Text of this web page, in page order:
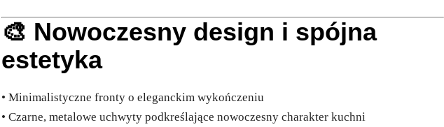
🎨 Nowoczesny design i spójna
estetyka
• Minimalistyczne fronty o eleganckim wykończeniu
• Czarne, metalowe uchwyty podkreślające nowoczesny charakter kuchni